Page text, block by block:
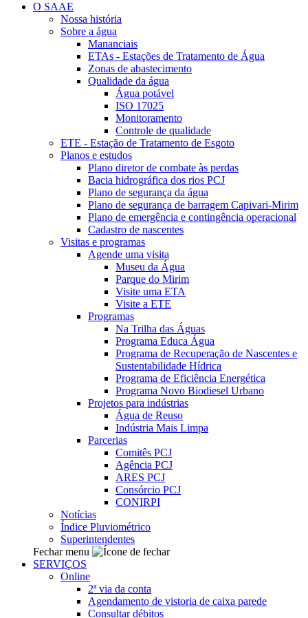
O SAAE
Nossa história
Sobre a água
Mananciais
ETAs - Estações de Tratamento de Água
Zonas de abastecimento
Qualidade da água
Água potável
ISO 17025
Monitoramento
Controle de qualidade
ETE - Estação de Tratamento de Esgoto
Planos e estudos
Plano diretor de combate às perdas
Bacia hidrográfica dos rios PCJ
Plano de segurança da água
Plano de segurança de barragem Capivari-Mirim
Plano de emergência e contingência operacional
Cadastro de nascentes
Visitas e programas
Agende uma visita
Museu da Água
Parque do Mirim
Visite uma ETA
Visite a ETE
Programas
Na Trilha das Águas
Programa Educa Água
Programa de Recuperação de Nascentes e
Sustentabilidade Hídrica
Programa de Eficiência Energética
Programa Novo Biodiesel Urbano
Projetos para indústrias
Água de Reuso
Indústria Mais Limpa
Parcerias
Comitês PCJ
Agência PCJ
ARES PCJ
Consórcio PCJ
CONIRPI
Notícias
Índice Pluviométrico
Superintendentes
Fechar menu
SERVIÇOS
Online
2ª via da conta
Agendamento de vistoria de caixa parede
Consultar débitos